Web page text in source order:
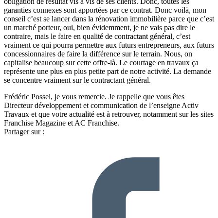
garanties connexes sont apportées par ce contrat. Donc voilà, mon
conseil c’est se lancer dans la rénovation immobilière parce que c’est
un marché porteur, oui, bien évidemment, je ne vais pas dire le
contraire, mais le faire en qualité de contractant général, c’est
vraiment ce qui pourra permettre aux futurs entrepreneurs, aux futurs
concessionnaires de faire la différence sur le terrain. Nous, on
capitalise beaucoup sur cette offre-là. Le courtage en travaux ça
représente une plus en plus petite part de notre activité. La demande
se concentre vraiment sur le contractant général.
Frédéric Possel, je vous remercie. Je rappelle que vous êtes
Directeur développement et communication de l’enseigne Activ
Travaux et que votre actualité est à retrouver, notamment sur les sites
Franchise Magazine et AC Franchise.
Partager sur :